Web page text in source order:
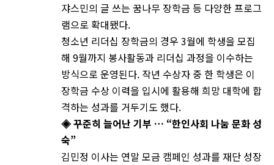
쟈스민의 글 쓰는 꿈나무 장학금 등 다양한 프로그
램으로 확대됐다.
청소년 리더십 장학금의 경우 3월에 학생을 모집
해 9월까지 봉사활동과 리더십 과정을 이수하는
방식으로 운영된다. 작년 수상자 중 한 학생은 이
장학금 수상 이력을 입시에 활용해 희망 대학에 합
격하는 성과를 거두기도 했다.
◈ 꾸준히 늘어난 기부 … “한인사회 나눔 문화 성
숙”
김민정 이사는 연말 모금 캠페인 성과를 재단 성장